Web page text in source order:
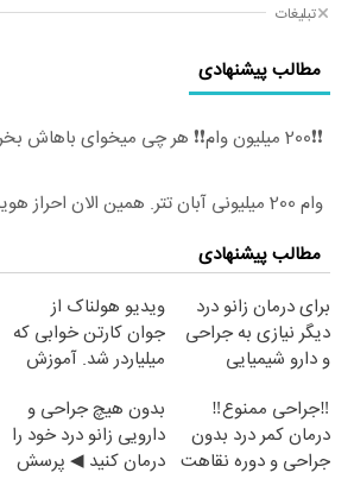
تبلیغات
مطالب پیشنهادی
❗❗200 میلیون وام❗❗ هر چی میخوای باهاش بخر!!
وام 200 میلیونی آبان تتر. همین الان احراز هویت کن!
مطالب پیشنهادی
برای درمان زانو درد
دیگر نیازی به جراحی
و دارو شیمیایی
ویدیو هولناک از
جوان کارتن خوابی که
میلیاردر شد. آموزش
‼️جراحی ممنوع‼️
درمان کمر درد بدون
جراحی و دوره نقاهت
بدون هیچ جراحی و
دارویی زانو درد خود را
درمان کنید ◀ پرسش